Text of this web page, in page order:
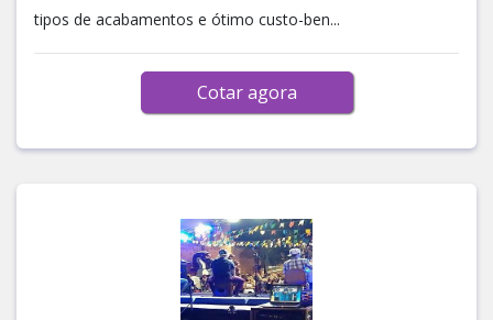
tipos de acabamentos e ótimo custo-ben...
Cotar agora